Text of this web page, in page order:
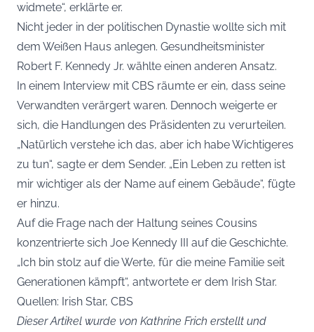
widmete“, erklärte er.
Nicht jeder in der politischen Dynastie wollte sich mit
dem Weißen Haus anlegen. Gesundheitsminister
Robert F. Kennedy Jr. wählte einen anderen Ansatz.
In einem Interview mit CBS räumte er ein, dass seine
Verwandten verärgert waren. Dennoch weigerte er
sich, die Handlungen des Präsidenten zu verurteilen.
„Natürlich verstehe ich das, aber ich habe Wichtigeres
zu tun“, sagte er dem Sender. „Ein Leben zu retten ist
mir wichtiger als der Name auf einem Gebäude“, fügte
er hinzu.
Auf die Frage nach der Haltung seines Cousins
konzentrierte sich Joe Kennedy III auf die Geschichte.
„Ich bin stolz auf die Werte, für die meine Familie seit
Generationen kämpft“, antwortete er dem Irish Star.
Quellen: Irish Star, CBS
Dieser Artikel wurde von Kathrine Frich erstellt und